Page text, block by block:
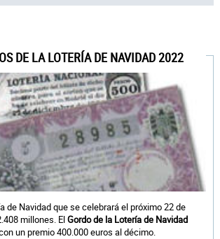
DE LA LOTERÍA DE NAVIDAD 2022
de Navidad que se celebrará el próximo 22 de
millones. ElGordo de la Lotería de Navidad
un premio 400.000 euros al décimo.